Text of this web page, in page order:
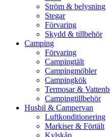
Ström & belysning
Stegar
Förvaring
Skydd & tillbehör
Camping
Förvaring
Campingtält
Campingmöbler
Campingkök
Termosar &
Campingtillbehör
Husbil & Campervan
Luftkonditionering
Markiser & Förtält